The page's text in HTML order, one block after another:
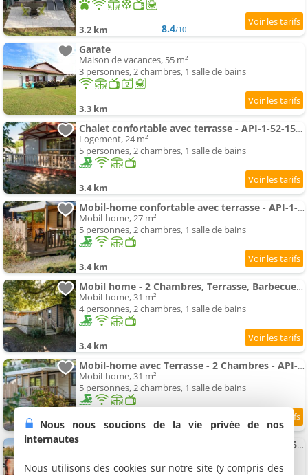
3.2 km 8.4/10
Garate
Maison de vacances, 55 m²
3 personnes, 2 chambres, 1 salle de bains
3.3 km
Chalet confortable avec terrasse - API-1-52-1549
Logement, 24 m²
5 personnes, 2 chambres, 1 salle de bains
3.4 km
Mobil-home confortable avec terrasse - API-1-52-1551
Mobil-home, 27 m²
5 personnes, 2 chambres, 1 salle de bains
3.4 km
Mobil home - 2 Chambres, Terrasse, Barbecue - API-1-52-1552
Mobil-home, 31 m²
4 personnes, 2 chambres, 1 salle de bains
3.4 km
Mobil-home avec Terrasse - 2 Chambres - API-1-52-1557
Mobil-home, 31 m²
5 personnes, 2 chambres, 1 salle de bains
3.4 km
Mobil-home 4 pers avec terrasse - API-1-52-1555
4 personnes, 2 chambres, 1 salle de bains
Nous nous soucions de la vie privée de nos
internautes
Nous utilisons des cookies sur notre site (y compris des